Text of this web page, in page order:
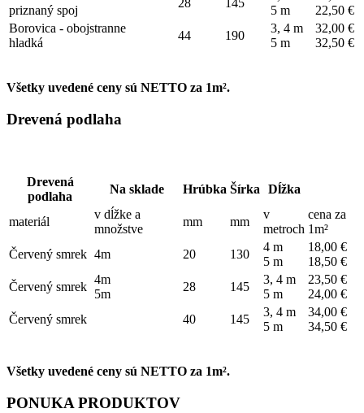
priznaný spoj
5 m
22,50 €
Borovica - obojstranne
hladká
44 190
3, 4 m
5 m
32,00 €
32,50 €
Všetky uvedené ceny sú NETTO za 1m².
Drevená podlaha
Drevená
podlaha
Na sklade Hrúbka Šírka Dĺžka
materiál
v dĺžke a
množstve
mm mm
v
metroch
cena za
1m²
Červený smrek 4m 20 130
4 m
5 m
18,00 €
18,50 €
Červený smrek
4m
5m
28 145
3, 4 m
5 m
23,50 €
24,00 €
Červený smrek
40 145
3, 4 m
5 m
34,00 €
34,50 €
Všetky uvedené ceny sú NETTO za 1m².
PONUKA PRODUKTOV